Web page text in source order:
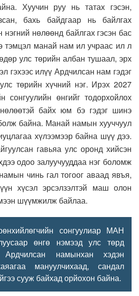
Хуучин руу нь татах гэсэн,
бахь байдгаар нь байлгах
нэгний нөлөөнд байлгах гэсэн бас
тэмцэл манай нам ил учраас ил л
улс төрийн албан тушаал, эрх
гэхээс илүү Ардчилсан нам гэдэг
төрийн хүчний нэг. Ирэх 2027
сонгуулийн өнгийг тодорхойлох
байх юм бэ гэдэг шинэ
байна. Манай намын хууччуул
хүлээмээр байна шүү дээ.
гавьяа улс оронд хийсэн
одоо залуучууддаа нэг боломж
чинь гал тогоог аваад явъя,
хүсэл эрсэлзэлтэй маш олон
шүүмжилж байлаа.
сонгуулиар МАН
өнгө нэмээд улс төрд
намынхан хэдэн
мануулчихаад, сандал
сууж байхад орйохон байна.